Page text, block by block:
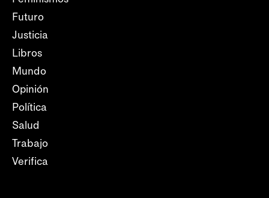
Futuro
Justicia
Libros
Mundo
Opinión
Política
Salud
Trabajo
Verifica